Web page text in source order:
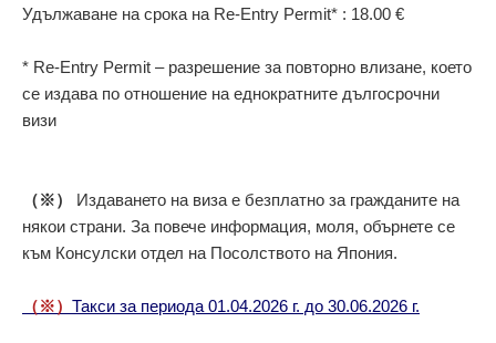
Удължаване на срока на Re-Entry Permit* : 18.00 €
* Re-Entry Permit – разрешение за повторно влизане, което
се издава по отношение на еднократните дългосрочни
визи
（※）
Издаването на виза е безплатно за гражданите на
някои страни. За повече информация, моля, обърнете се
към Консулски отдел на Посолството на Япония.
（※） Такси за периода 01.04.2026 г. до 30.06.2026 г.